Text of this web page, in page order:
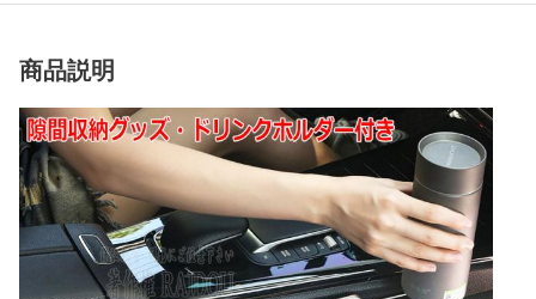
商品説明